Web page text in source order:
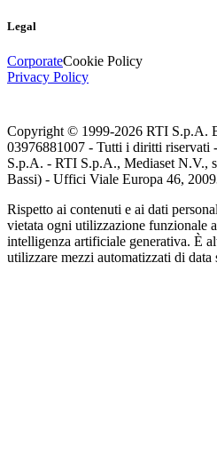
Legal
CorporateCookie Policy
Privacy Policy
Copyright © 1999-2026 RTI S.p.A.
03976881007 - Tutti i diritti riservati
S.p.A. - RTI S.p.A., Mediaset N.V.,
Bassi) - Uffici Viale Europa 46,
Rispetto ai contenuti e ai dati
vietata ogni utilizzazione funzionale
intelligenza artificiale generativa. È
utilizzare mezzi automatizzati di data